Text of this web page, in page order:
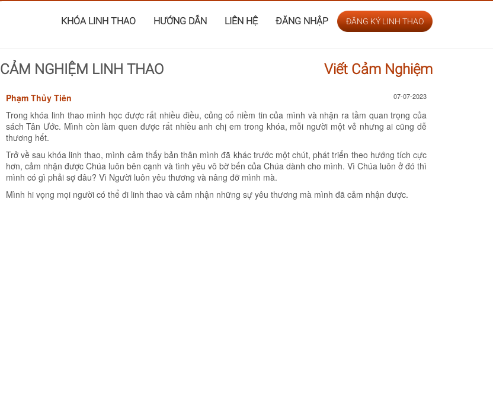
KHÓA LINH THAO HƯỚNG DẪN LIÊN HỆ ĐĂNG NHẬP ĐĂNG KÝ LINH THAO
CẢM NGHIỆM LINH THAO Viết Cảm Nghiệm
Phạm Thủy Tiên 07-07-2023
Trong khóa linh thao mình học được rất nhiều điều, củng cố niềm tin của mình và nhận ra tầm quan trọng của
sách Tân Ước. Mình còn làm quen được rất nhiều anh chị em trong khóa, mỗi người một vẻ nhưng ai cũng dễ
thương hết.
Trở về sau khóa linh thao, mình cảm thấy bản thân mình đã khác trước một chút, phát triển theo hướng tích cực
hơn, cảm nhận được Chúa luôn bên cạnh và tình yêu vô bờ bến của Chúa dành cho mình. Vì Chúa luôn ở đó thì
mình có gì phải sợ đâu? Vì Người luôn yêu thương và nâng đỡ mình mà.
Mình hi vọng mọi người có thể đi linh thao và cảm nhận những sự yêu thương mà mình đã cảm nhận được.